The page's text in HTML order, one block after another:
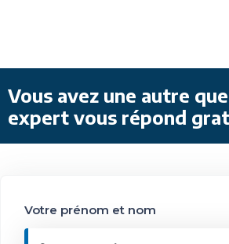
Vous avez une autre
expert vous répond
Votre prénom et nom